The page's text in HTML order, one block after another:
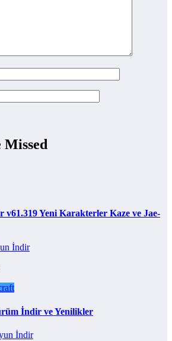
Missed
Yeni Karakterler Kaze ve Jae-
İndir
İndir ve Yenilikler
İndir